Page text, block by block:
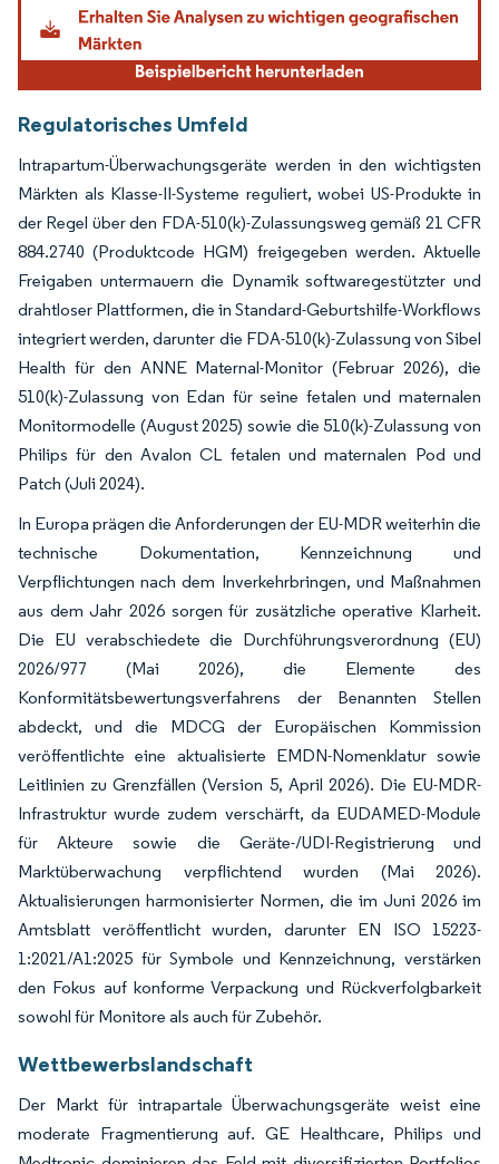
Regulatorisches Umfeld
Intrapartum-Überwachungsgeräte werden in den wichtigsten
Märkten als Klasse-II-Systeme reguliert, wobei US-Produkte in
der Regel über den FDA-510(k)-Zulassungsweg gemäß 21 CFR
884.2740 (Produktcode HGM) freigegeben werden. Aktuelle
Freigaben untermauern die Dynamik softwaregestützter und
drahtloser Plattformen, die in Standard-Geburtshilfe-Workflows
integriert werden, darunter die FDA-510(k)-Zulassung von Sibel
Health für den ANNE Maternal-Monitor (Februar 2026), die
510(k)-Zulassung von Edan für seine fetalen und maternalen
Monitormodelle (August 2025) sowie die 510(k)-Zulassung von
Philips für den Avalon CL fetalen und maternalen Pod und
Patch (Juli 2024).
In Europa prägen die Anforderungen der EU-MDR weiterhin die
technische Dokumentation, Kennzeichnung und
Verpflichtungen nach dem Inverkehrbringen, und Maßnahmen
aus dem Jahr 2026 sorgen für zusätzliche operative Klarheit.
Die EU verabschiedete die Durchführungsverordnung (EU)
2026/977 (Mai 2026), die Elemente des
Konformitätsbewertungsverfahrens der Benannten Stellen
abdeckt, und die MDCG der Europäischen Kommission
veröffentlichte eine aktualisierte EMDN-Nomenklatur sowie
Leitlinien zu Grenzfällen (Version 5, April 2026). Die EU-MDR-
Infrastruktur wurde zudem verschärft, da EUDAMED-Module
für Akteure sowie die Geräte-/UDI-Registrierung und
Marktüberwachung verpflichtend wurden (Mai 2026).
Aktualisierungen harmonisierter Normen, die im Juni 2026 im
Amtsblatt veröffentlicht wurden, darunter EN ISO 15223-
1:2021/A1:2025 für Symbole und Kennzeichnung, verstärken
den Fokus auf konforme Verpackung und Rückverfolgbarkeit
sowohl für Monitore als auch für Zubehör.
Wettbewerbslandschaft
Der Markt für intrapartale Überwachungsgeräte weist eine
moderate Fragmentierung auf. GE Healthcare, Philips und